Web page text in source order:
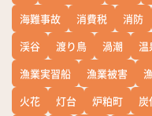
海難事故
消費税 消防
渓谷
渡り鳥 渦潮 温
漁業実習船
漁業被害
火花
灯台 炉粕町 炭